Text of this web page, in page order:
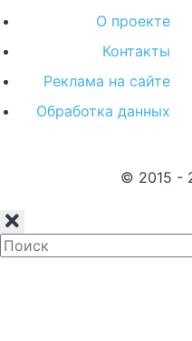
О проекте
Контакты
Реклама на сайте
Обработка данных
© 2015 -